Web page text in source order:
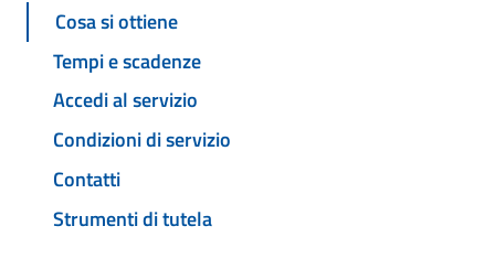
Cosa si ottiene
Tempi e scadenze
Accedi al servizio
Condizioni di servizio
Contatti
Strumenti di tutela